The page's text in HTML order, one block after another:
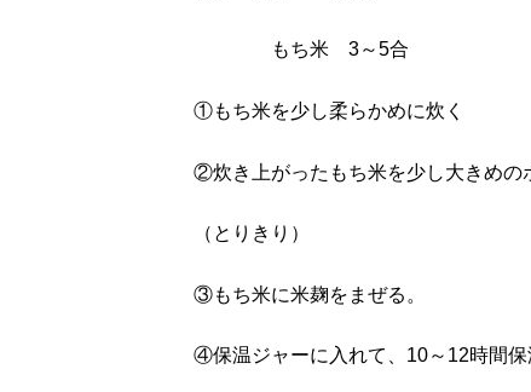
もち米 3～5合
①もち米を少し柔らかめに炊く
②炊き上がったもち米を少し大きめの
（とりきり）
③もち米に米麹をまぜる。
④保温ジャーに入れて、10～12時間保